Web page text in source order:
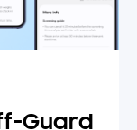
Guard